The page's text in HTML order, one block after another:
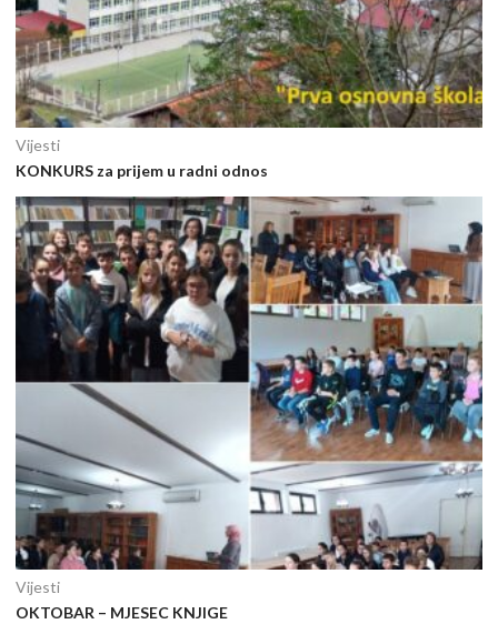
Vijesti
KONKURS za prijem u radni odnos
Vijesti
OKTOBAR – MJESEC KNJIGE